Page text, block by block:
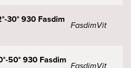
30° 930 Fasdim
FasdimVit
50° 930 Fasdim